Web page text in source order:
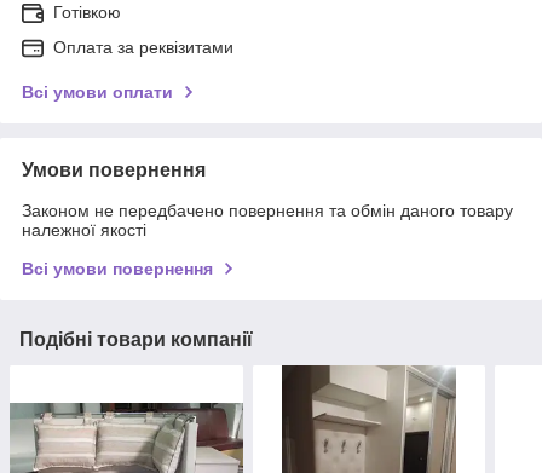
Готівкою
Оплата за реквізитами
Всі умови оплати
Умови повернення
Законом не передбачено повернення та обмін даного товару
належної якості
Всі умови повернення
Подібні товари компанії